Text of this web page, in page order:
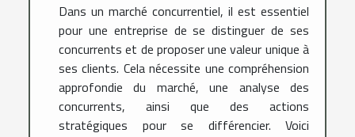
Dans un marché concurrentiel, il est essentiel
pour une entreprise de se distinguer de ses
concurrents et de proposer une valeur unique à
ses clients. Cela nécessite une compréhension
approfondie du marché, une analyse des
concurrents, ainsi que des actions
stratégiques pour se différencier. Voici